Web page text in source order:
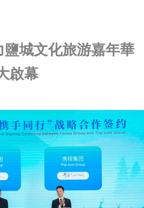
城文化旅游嘉年華
啟幕